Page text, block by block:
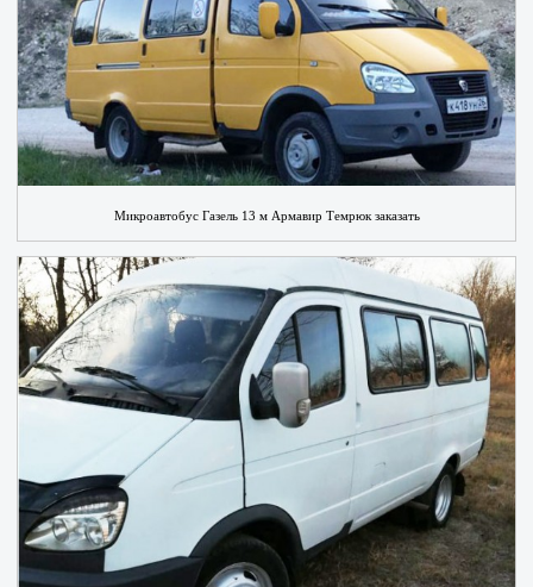
Микроавтобус Газель 13 м Армавир Темрюк заказать